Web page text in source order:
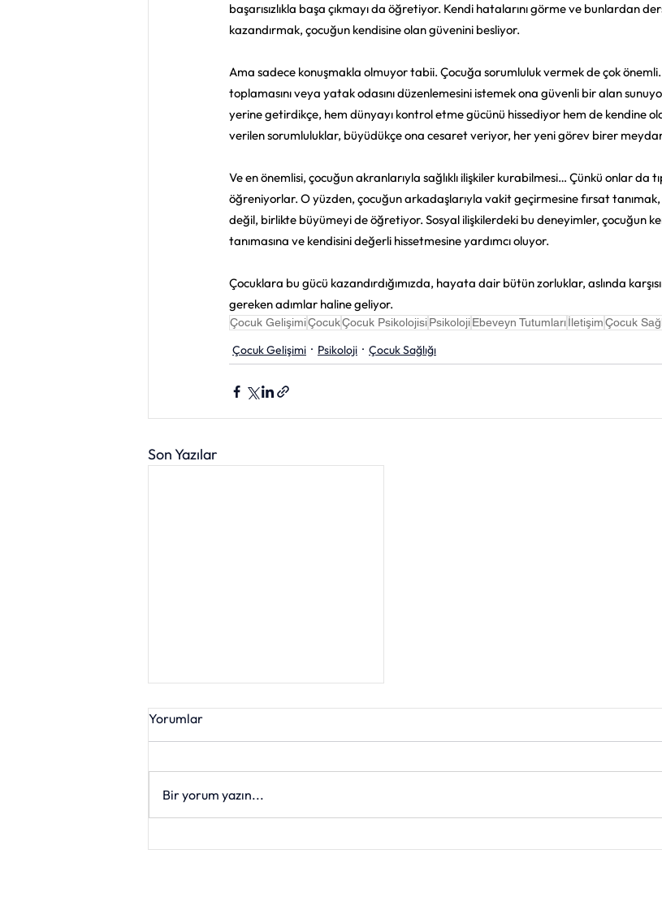
başarısızlıkla başa çıkmayı da öğretiyor. Kendi hatalarını görme ve bunlardan
kazandırmak, çocuğun kendisine olan güvenini besliyor.
Ama sadece konuşmakla olmuyor tabii. Çocuğa sorumluluk vermek de çok önemli.
toplamasını veya yatak odasını düzenlemesini istemek ona güvenli bir alan
yerine getirdikçe, hem dünyayı kontrol etme gücünü hissediyor hem de kendine
verilen sorumluluklar, büyüdükçe ona cesaret veriyor, her yeni görev birer
Ve en önemlisi, çocuğun akranlarıyla sağlıklı ilişkiler kurabilmesi… Çünkü onlar da
öğreniyorlar. O yüzden, çocuğun arkadaşlarıyla vakit geçirmesine fırsat
değil, birlikte büyümeyi de öğretiyor. Sosyal ilişkilerdeki bu deneyimler, çocuğun
tanımasına ve kendisini değerli hissetmesine yardımcı oluyor.
Çocuklara bu gücü kazandırdığımızda, hayata dair bütün zorluklar, aslında
gereken adımlar haline geliyor.
Çocuk GelişimiÇocukÇocuk PsikolojisiPsikolojiEbeveyn TutumlarıİletişimÇocuk
Çocuk Gelişimi Psikoloji Çocuk Sağlığı
Son Yazılar
Yorumlar
Bir yorum yazın...